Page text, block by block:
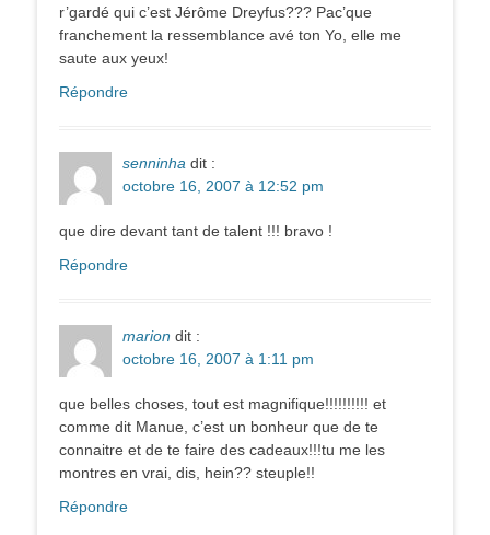
r’gardé qui c’est Jérôme Dreyfus??? Pac’que
franchement la ressemblance avé ton Yo, elle me
saute aux yeux!
Répondre
senninha dit :
octobre 16, 2007 à 12:52 pm
que dire devant tant de talent !!! bravo !
Répondre
marion dit :
octobre 16, 2007 à 1:11 pm
que belles choses, tout est magnifique!!!!!!!!!! et
comme dit Manue, c’est un bonheur que de te
connaitre et de te faire des cadeaux!!!tu me les
montres en vrai, dis, hein?? steuple!!
Répondre